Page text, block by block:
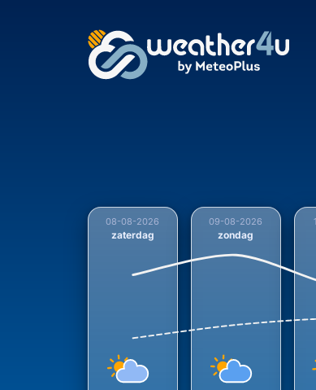
Verwachte
08-08-2026
zaterdag
09-08-2026
zondag